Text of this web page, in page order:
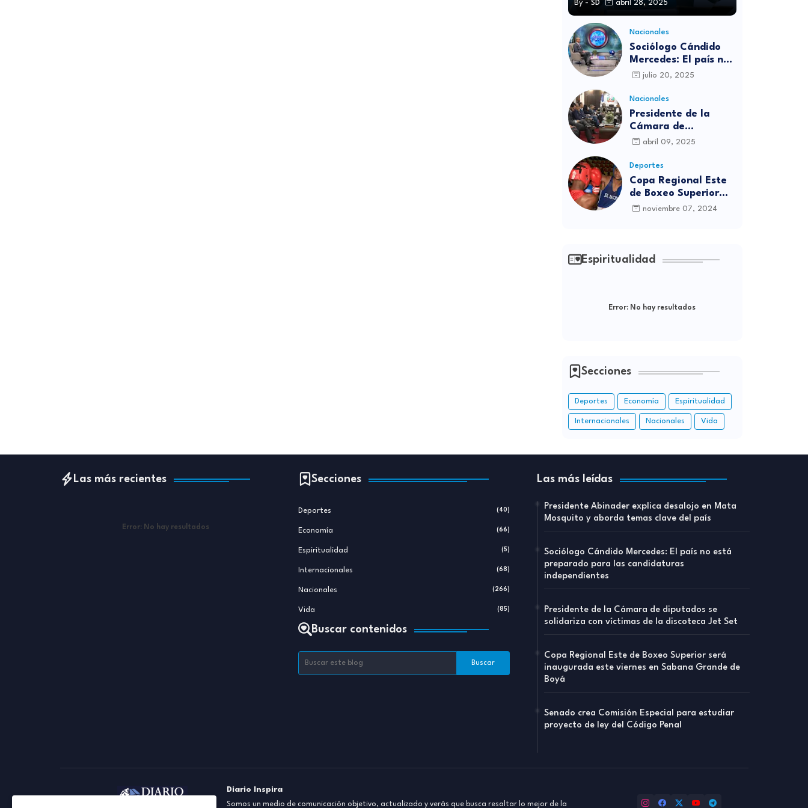
By - SD abril 28, 2025
Nacionales
Sociólogo Cándido
Mercedes: El país no
está preparado para
independientes
julio 20, 2025
Nacionales
Presidente de la
Cámara de
diputados se
víctimas de la
discoteca Jet Set
abril 09, 2025
Deportes
Copa Regional Este
de Boxeo Superior
será inaugurada este
noviembre 07, 2024
Espiritualidad
Error: No hay resultados
Secciones
Deportes Economía Espiritualidad
Internacionales Nacionales Vida
Las más recientes
Error: No hay resultados
Secciones
Deportes (40)
Economía (66)
Espiritualidad (5)
Internacionales (68)
Nacionales (266)
Vida (85)
Buscar contenidos
Las más leídas
Presidente Abinader explica desalojo en Mata
Mosquito y aborda temas clave del país
Sociólogo Cándido Mercedes: El país no está
preparado para las candidaturas
independientes
Presidente de la Cámara de diputados se
solidariza con víctimas de la discoteca Jet Set
Copa Regional Este de Boxeo Superior será
inaugurada este viernes en Sabana Grande de
Boyá
Senado crea Comisión Especial para estudiar
proyecto de ley del Código Penal
Diario Inspira
Somos un medio de comunicación objetivo, actualizado y verás que busca resaltar lo mejor de la